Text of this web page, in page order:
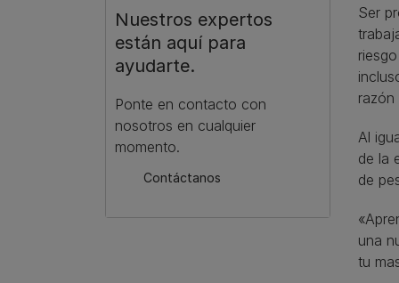
Nuestros expertos
están aquí para
ayudarte.
Ponte en contacto con
nosotros en cualquier
momento.
Contáctanos
Ser
Al
de la
de
una
tu